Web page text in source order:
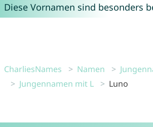
Diese Vornamen sind besonders
CharliesNames Namen
Jungennamen mit L
Luno